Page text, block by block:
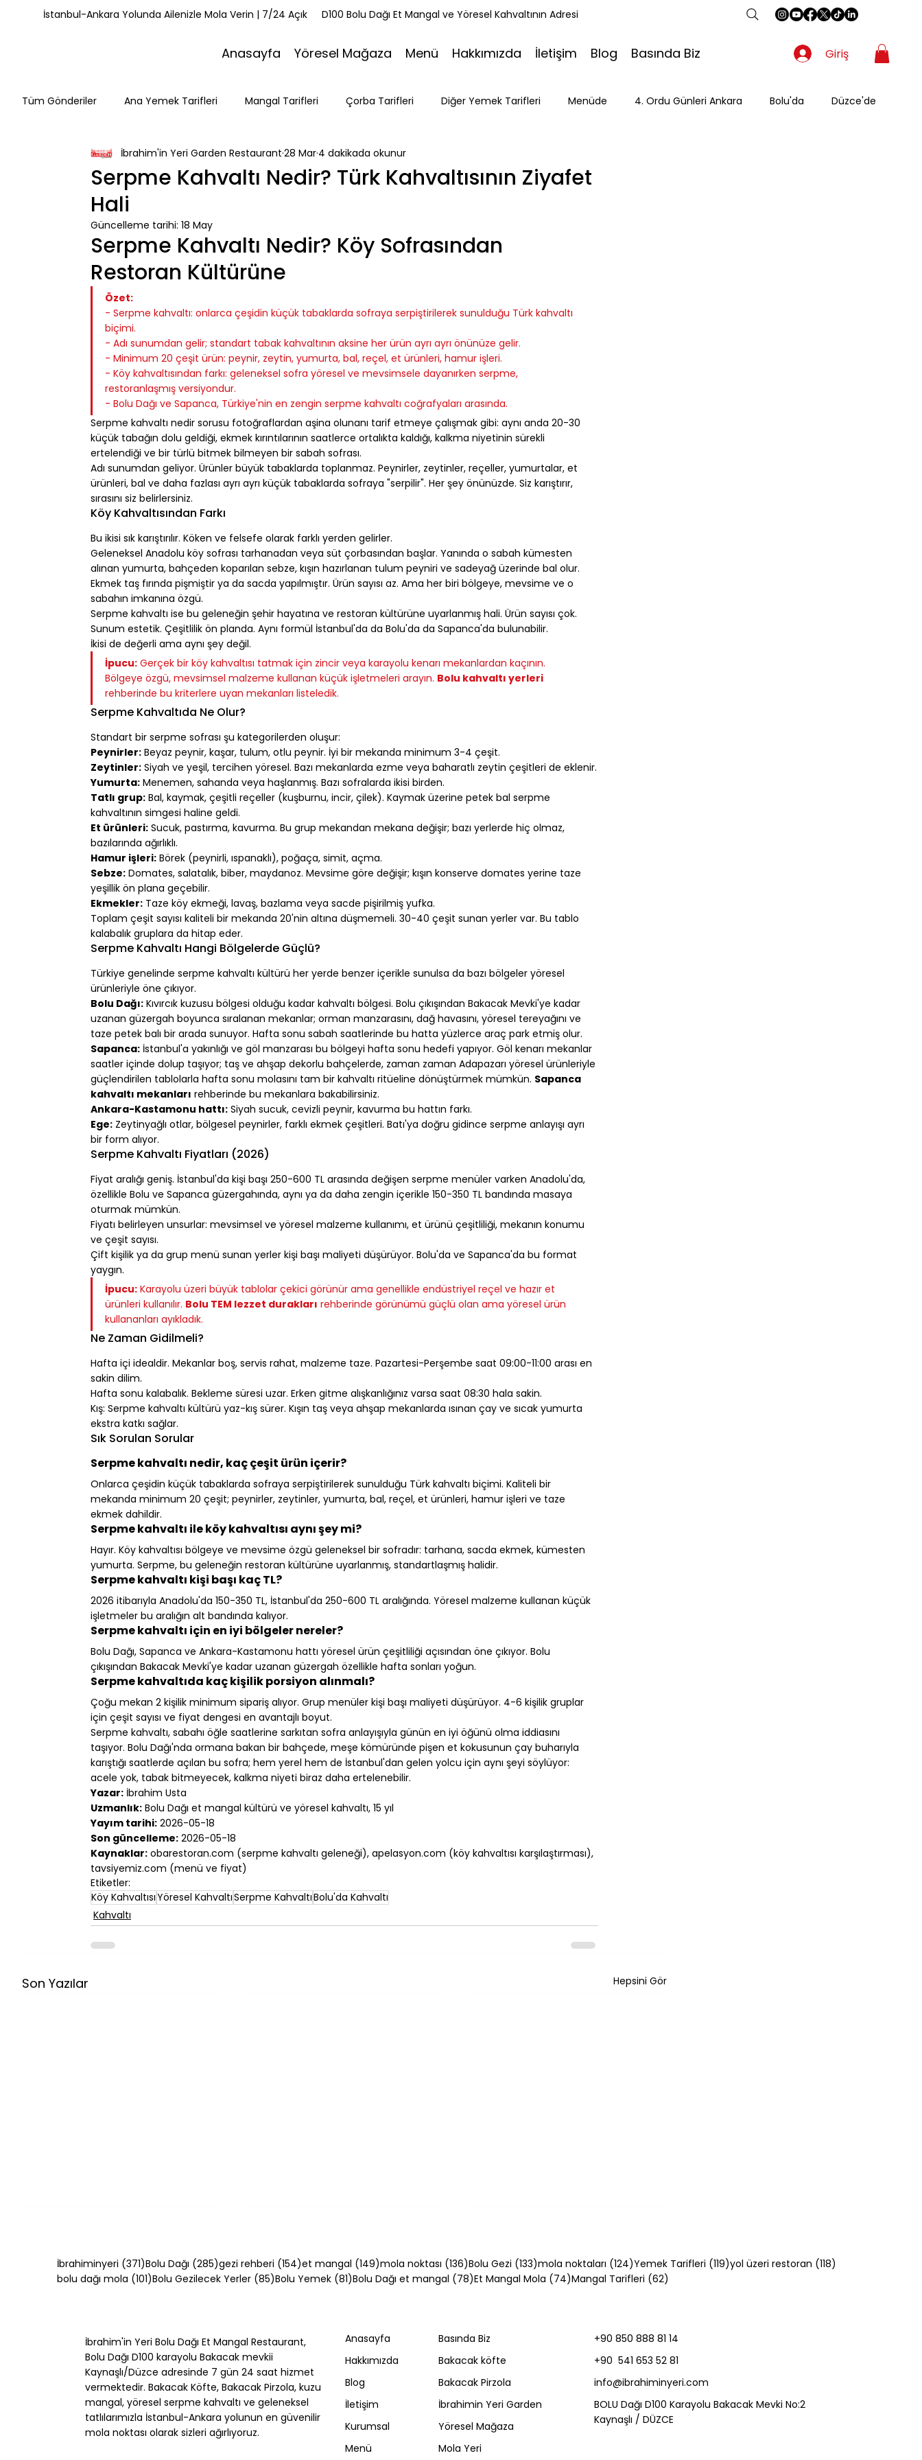
İstanbul-Ankara Yolunda Ailenizle Mola Verin | 7/24 Açık D100 Bolu Dağı Et Mangal ve Yöresel Kahvaltının Adresi
Anasayfa Yöresel Mağaza Menü Hakkımızda İletişim Blog Basında Biz Giriş
Tüm Gönderiler Ana Yemek Tarifleri Mangal Tarifleri Çorba Tarifleri Diğer Yemek Tarifleri Menüde 4. Ordu Günleri Ankara Bolu'da Düzce'de
Misafirlerimiz Kahvaltı Tarifleri Yemek Tarifleri Tatlı Tarifleri
Mola Noktaları
Serpme Kahvaltı Nedir? Türk Kahvaltısının Ziyafet
Hali
İbrahim'in Yeri Garden Restaurant 28 Mar 4 dakikada okunur
Güncelleme tarihi: 18 May
Serpme Kahvaltı Nedir? Köy Sofrasından
Restoran Kültürüne
Özet:
- Serpme kahvaltı: onlarca çeşidin küçük tabaklarda sofraya serpiştirilerek sunulduğu Türk kahvaltı
biçimi.
- Adı sunumdan gelir; standart tabak kahvaltının aksine her ürün ayrı ayrı önünüze gelir.
- Minimum 20 çeşit ürün: peynir, zeytin, yumurta, bal, reçel, et ürünleri, hamur işleri.
- Köy kahvaltısından farkı: geleneksel sofra yöresel ve mevsimsele dayanırken serpme,
restoranlaşmış versiyondur.
- Bolu Dağı ve Sapanca, Türkiye'nin en zengin serpme kahvaltı coğrafyaları arasında.
Serpme kahvaltı nedir sorusu fotoğraflardan aşina olunanı tarif etmeye çalışmak gibi: aynı anda 20-30
küçük tabağın dolu geldiği, ekmek kırıntılarının saatlerce ortalıkta kaldığı, kalkma niyetinin sürekli
ertelendiği ve bir türlü bitmek bilmeyen bir sabah sofrası.
Adı sunumdan geliyor. Ürünler büyük tabaklarda toplanmaz. Peynirler, zeytinler, reçeller, yumurtalar, et
ürünleri, bal ve daha fazlası ayrı ayrı küçük tabaklarda sofraya "serpilir". Her şey önünüzde. Siz karıştırır,
sırasını siz belirlersiniz.
Köy Kahvaltısından Farkı
Bu ikisi sık karıştırılır. Köken ve felsefe olarak farklı yerden gelirler.
Geleneksel Anadolu köy sofrası tarhanadan veya süt çorbasından başlar. Yanında o sabah kümesten
alınan yumurta, bahçeden koparılan sebze, kışın hazırlanan tulum peyniri ve sadeyağ üzerinde bal olur.
Ekmek taş fırında pişmiştir ya da sacda yapılmıştır. Ürün sayısı az. Ama her biri bölgeye, mevsime ve o
sabahın imkanına özgü.
Serpme kahvaltı ise bu geleneğin şehir hayatına ve restoran kültürüne uyarlanmış hali. Ürün sayısı çok.
Sunum estetik. Çeşitlilik ön planda. Aynı formül İstanbul'da da Bolu'da da Sapanca'da bulunabilir.
İkisi de değerli ama aynı şey değil.
İpucu: Gerçek bir köy kahvaltısı tatmak için zincir veya karayolu kenarı mekanlardan kaçının.
Bölgeye özgü, mevsimsel malzeme kullanan küçük işletmeleri arayın. Bolu kahvaltı yerleri
rehberinde bu kriterlere uyan mekanları listeledik.
Serpme Kahvaltıda Ne Olur?
Standart bir serpme sofrası şu kategorilerden oluşur:
Peynirler: Beyaz peynir, kaşar, tulum, otlu peynir. İyi bir mekanda minimum 3-4 çeşit.
Zeytinler: Siyah ve yeşil, tercihen yöresel. Bazı mekanlarda ezme veya baharatlı zeytin çeşitleri de eklenir.
Yumurta: Menemen, sahanda veya haşlanmış. Bazı sofralarda ikisi birden.
Tatlı grup: Bal, kaymak, çeşitli reçeller (kuşburnu, incir, çilek). Kaymak üzerine petek bal serpme
kahvaltının simgesi haline geldi.
Et ürünleri: Sucuk, pastırma, kavurma. Bu grup mekandan mekana değişir; bazı yerlerde hiç olmaz,
bazılarında ağırlıklı.
Hamur işleri: Börek (peynirli, ıspanaklı), poğaça, simit, açma.
Sebze: Domates, salatalık, biber, maydanoz. Mevsime göre değişir; kışın konserve domates yerine taze
yeşillik ön plana geçebilir.
Ekmekler: Taze köy ekmeği, lavaş, bazlama veya sacde pişirilmiş yufka.
Toplam çeşit sayısı kaliteli bir mekanda 20'nin altına düşmemeli. 30-40 çeşit sunan yerler var. Bu tablo
kalabalık gruplara da hitap eder.
Serpme Kahvaltı Hangi Bölgelerde Güçlü?
Türkiye genelinde serpme kahvaltı kültürü her yerde benzer içerikle sunulsa da bazı bölgeler yöresel
ürünleriyle öne çıkıyor.
Bolu Dağı: Kıvırcık kuzusu bölgesi olduğu kadar kahvaltı bölgesi. Bolu çıkışından Bakacak Mevki'ye kadar
uzanan güzergah boyunca sıralanan mekanlar; orman manzarasını, dağ havasını, yöresel tereyağını ve
taze petek balı bir arada sunuyor. Hafta sonu sabah saatlerinde bu hatta yüzlerce araç park etmiş olur.
Sapanca: İstanbul'a yakınlığı ve göl manzarası bu bölgeyi hafta sonu hedefi yapıyor. Göl kenarı mekanlar
saatler içinde dolup taşıyor; taş ve ahşap dekorlu bahçelerde, zaman zaman Adapazarı yöresel ürünleriyle
güçlendirilen tablolarla hafta sonu molasını tam bir kahvaltı ritüeline dönüştürmek mümkün. Sapanca
kahvaltı mekanları rehberinde bu mekanlara bakabilirsiniz.
Ankara-Kastamonu hattı: Siyah sucuk, cevizli peynir, kavurma bu hattın farkı.
Ege: Zeytinyağlı otlar, bölgesel peynirler, farklı ekmek çeşitleri. Batı'ya doğru gidince serpme anlayışı ayrı
bir form alıyor.
Serpme Kahvaltı Fiyatları (2026)
Fiyat aralığı geniş. İstanbul'da kişi başı 250-600 TL arasında değişen serpme menüler varken Anadolu'da,
özellikle Bolu ve Sapanca güzergahında, aynı ya da daha zengin içerikle 150-350 TL bandında masaya
oturmak mümkün.
Fiyatı belirleyen unsurlar: mevsimsel ve yöresel malzeme kullanımı, et ürünü çeşitliliği, mekanın konumu
ve çeşit sayısı.
Çift kişilik ya da grup menü sunan yerler kişi başı maliyeti düşürüyor. Bolu'da ve Sapanca'da bu format
yaygın.
İpucu: Karayolu üzeri büyük tablolar çekici görünür ama genellikle endüstriyel reçel ve hazır et
ürünleri kullanılır. Bolu TEM lezzet durakları rehberinde görünümü güçlü olan ama yöresel ürün
kullananları ayıkladık.
Ne Zaman Gidilmeli?
Hafta içi idealdir. Mekanlar boş, servis rahat, malzeme taze. Pazartesi-Perşembe saat 09:00-11:00 arası en
sakin dilim.
Hafta sonu kalabalık. Bekleme süresi uzar. Erken gitme alışkanlığınız varsa saat 08:30 hala sakin.
Kış: Serpme kahvaltı kültürü yaz-kış sürer. Kışın taş veya ahşap mekanlarda ısınan çay ve sıcak yumurta
ekstra katkı sağlar.
Sık Sorulan Sorular
Serpme kahvaltı nedir, kaç çeşit ürün içerir?
Onlarca çeşidin küçük tabaklarda sofraya serpiştirilerek sunulduğu Türk kahvaltı biçimi. Kaliteli bir
mekanda minimum 20 çeşit; peynirler, zeytinler, yumurta, bal, reçel, et ürünleri, hamur işleri ve taze
ekmek dahildir.
Serpme kahvaltı ile köy kahvaltısı aynı şey mi?
Hayır. Köy kahvaltısı bölgeye ve mevsime özgü geleneksel bir sofradır: tarhana, sacda ekmek, kümesten
yumurta. Serpme, bu geleneğin restoran kültürüne uyarlanmış, standartlaşmış halidir.
Serpme kahvaltı kişi başı kaç TL?
2026 itibarıyla Anadolu'da 150-350 TL, İstanbul'da 250-600 TL aralığında. Yöresel malzeme kullanan küçük
işletmeler bu aralığın alt bandında kalıyor.
Serpme kahvaltı için en iyi bölgeler nereler?
Bolu Dağı, Sapanca ve Ankara-Kastamonu hattı yöresel ürün çeşitliliği açısından öne çıkıyor. Bolu
çıkışından Bakacak Mevki'ye kadar uzanan güzergah özellikle hafta sonları yoğun.
Serpme kahvaltıda kaç kişilik porsiyon alınmalı?
Çoğu mekan 2 kişilik minimum sipariş alıyor. Grup menüler kişi başı maliyeti düşürüyor. 4-6 kişilik gruplar
için çeşit sayısı ve fiyat dengesi en avantajlı boyut.
Serpme kahvaltı, sabahı öğle saatlerine sarkıtan sofra anlayışıyla günün en iyi öğünü olma iddiasını
taşıyor. Bolu Dağı'nda ormana bakan bir bahçede, meşe kömüründe pişen et kokusunun çay buharıyla
karıştığı saatlerde açılan bu sofra; hem yerel hem de İstanbul'dan gelen yolcu için aynı şeyi söylüyor:
acele yok, tabak bitmeyecek, kalkma niyeti biraz daha ertelenebilir.
Yazar: İbrahim Usta
Uzmanlık: Bolu Dağı et mangal kültürü ve yöresel kahvaltı, 15 yıl
Yayım tarihi: 2026-05-18
Son güncelleme: 2026-05-18
Kaynaklar: obarestoran.com (serpme kahvaltı geleneği), apelasyon.com (köy kahvaltısı karşılaştırması),
tavsiyemiz.com (menü ve fiyat)
Etiketler:
Köy KahvaltısıYöresel KahvaltıSerpme KahvaltıBolu'da Kahvaltı
Kahvaltı
Son Yazılar Hepsini Gör
Bolu Dağı Kahvaltı Rehberi:
Bakacak Mevkii'nde Köy
Sofrası [2026]
Bolu Dağı Kahvaltı: Serpme
mi Köy Kahvaltısı mı?
Bolu Dağı Kahvaltı mı Et
Mangal mı? İkisi Birden
Olur mu?
İbrahiminyeri (371)371 yazı
Bolu Dağı (285)285 yazı
gezi rehberi (154)154 yazı
et mangal (149)149 yazı
mola noktası (136)136 yazı
Bolu Gezi (133)133 yazı
mola noktaları (124)124 yazı
Yemek Tarifleri (119)119 yazı
yol üzeri restoran (118)
bolu dağı mola (101)101 yazı
Bolu Gezilecek Yerler (85)85 yazı
Bolu Yemek (81)81 yazı
Bolu Dağı et mangal (78)78 yazı
Et Mangal Mola (74)74 yazı
Mangal Tarifleri (62)
İbrahim'in Yeri Bolu Dağı Et Mangal Restaurant,
Bolu Dağı D100 karayolu Bakacak mevkii
Kaynaşlı/Düzce adresinde 7 gün 24 saat hizmet
vermektedir. Bakacak Köfte, Bakacak Pirzola, kuzu
mangal, yöresel serpme kahvaltı ve geleneksel
tatlılarımızla İstanbul-Ankara yolunun en güvenilir
mola noktası olarak sizleri ağırlıyoruz.
Anasayfa
Hakkımızda
Blog
İletişim
Kurumsal
Menü
Basında Biz
Bakacak köfte
Bakacak Pirzola
İbrahimin Yeri Garden
Yöresel Mağaza
Mola Yeri
+90 850 888 81 14
+90 541 653 52 81
info@ibrahiminyeri.com
BOLU Dağı D100 Karayolu Bakacak Mevki No:2
Kaynaşlı / DÜZCE